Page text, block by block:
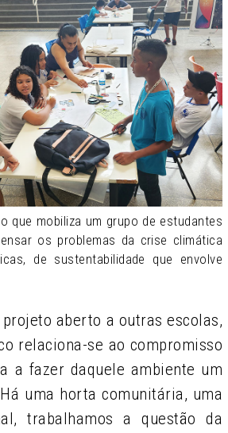
que mobiliza um grupo de estudantes
os problemas da crise climática
de sustentabilidade que envolve
aberto a outras escolas,
relaciona-se ao compromisso
a fazer daquele ambiente um
uma horta comunitária, uma
trabalhamos a questão da